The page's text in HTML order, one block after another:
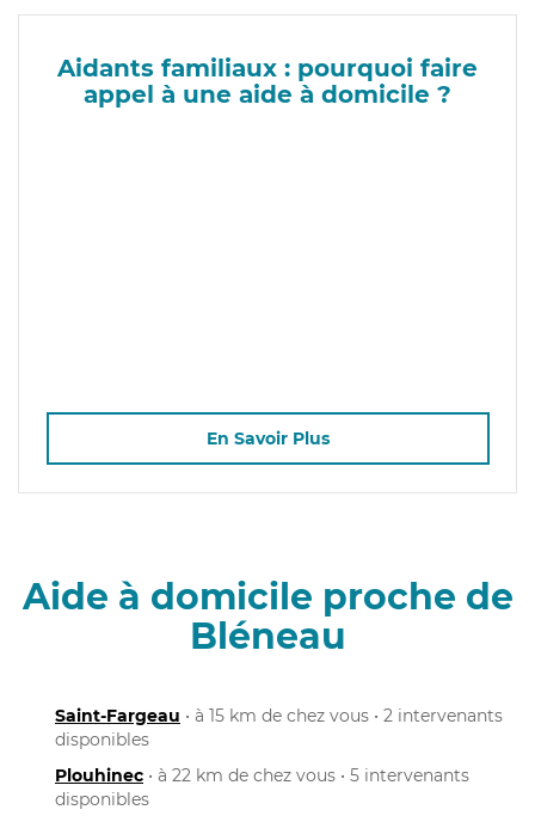
Aidants familiaux : pourquoi faire
appel à une aide à domicile ?
En Savoir Plus
Aide à domicile proche de
Bléneau
Saint-Fargeau • à 15 km de chez vous • 2 intervenants
disponibles
Plouhinec • à 22 km de chez vous • 5 intervenants
disponibles